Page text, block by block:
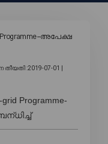
Programme-അപേക്ഷ
:2019-07-01 |
Programme-